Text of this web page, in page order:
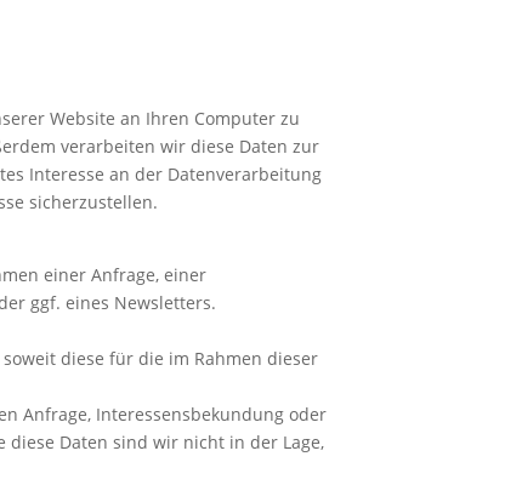
Website an Ihren Computer zu
verarbeiten wir diese Daten zur
Interesse an der Datenverarbeitung
sicherzustellen.
einer Anfrage, einer
ggf. eines Newsletters.
diese für die im Rahmen dieser
Anfrage, Interessensbekundung oder
diese Daten sind wir nicht in der Lage,